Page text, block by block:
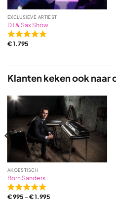
EXCLUSIEVE ARTIEST
DJ & Sax Show
Rated
5,0
5
based
on
ratings
€1.795
Klanten keken ook naar
AKOESTISCH
Born Sanders
Rated
5,0
€995 –€1.995